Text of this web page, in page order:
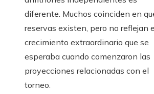
diferente. Muchos coinciden en
reservas existen, pero no reflejan
crecimiento extraordinario que se
esperaba cuando comenzaron las
proyecciones relacionadas con el
torneo.